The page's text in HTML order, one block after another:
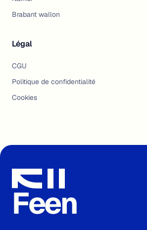
Brabant wallon
Légal
CGU
Politique de confidentialité
Cookies
Feen